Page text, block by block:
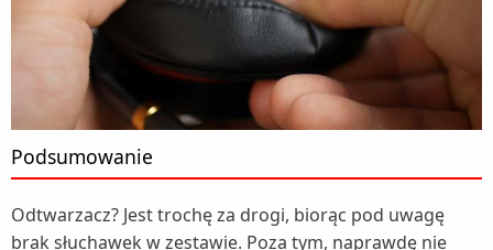
Podsumowanie
Odtwarzacz? Jest trochę za drogi, biorąc pod uwagę
brak słuchawek w zestawie. Poza tym, naprawdę nie